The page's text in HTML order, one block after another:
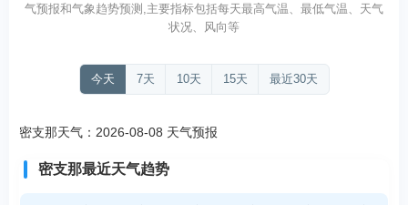
气预报和气象趋势预测,主要指标包括每天最高气温、最低气温、天气
状况、风向等
今天 7天 10天 15天 最近30天
密支那天气：2026-08-08 天气预报
密支那最近天气趋势